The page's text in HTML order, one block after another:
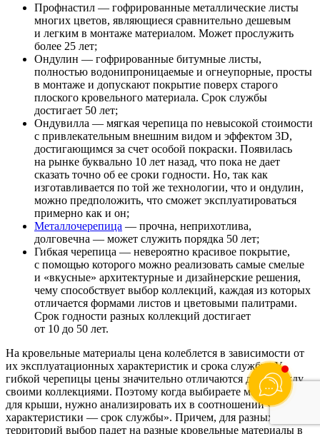
Профнастил — гофрированные металлические листы
многих цветов, являющиеся сравнительно дешевым
и легким в монтаже материалом. Может прослужить
более 25 лет;
Ондулин — гофрированные битумные листы,
полностью водонипроницаемые и огнеупорные, просты
в монтаже и допускают покрытие поверх старого
плоского кровельного материала. Срок службы
достигает 50 лет;
Ондувилла — мягкая черепица по невысокой стоимости
с привлекательным внешним видом и эффектом 3D,
достигающимся за счет особой покраски. Появилась
на рынке буквально 10 лет назад, что пока не дает
сказать точно об ее сроки годности. Но, так как
изготавливается по той же технологии, что и ондулин,
можно предположить, что сможет эксплуатироваться
примерно как и он;
Металлочерепица — прочна, неприхотлива,
долговечна — может служить порядка 50 лет;
Гибкая черепица — невероятно красивое покрытие,
с помощью которого можно реализовать самые смелые
и «вкусные» архитектурные и дизайнерские решения,
чему способствует выбор коллекций, каждая из которых
отличается формами листов и цветовыми палитрами.
Срок годности разных коллекций достигает
от 10 до 50 лет.
На кровельные материалы цена колеблется в зависимости от
их эксплуатационных характеристик и срока службы. У
гибкой черепицы цены значительно отличаются даже между
своими коллекциями. Поэтому когда выбираете материалы
для крыши, нужно анализировать их в соотношении «цена —
характеристики — срок службы». Причем, для разных
территорий выбор падет на разные кровельные материалы в